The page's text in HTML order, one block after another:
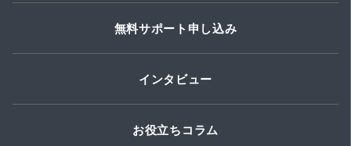
無料サポート申し込み
インタビュー
お役立ちコラム